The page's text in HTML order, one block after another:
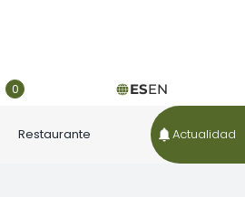
0 ESEN
Restaurante Actualidad